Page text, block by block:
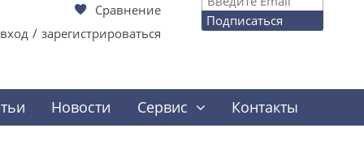
Сравнение
вход / зарегистрироваться
Подписаться
Новости Сервис Контакты